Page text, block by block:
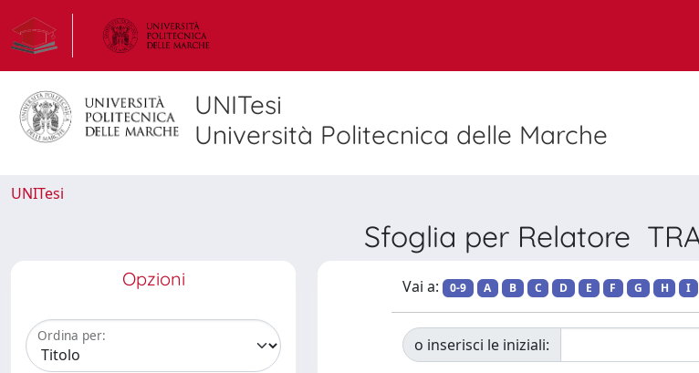
UNITesi
Università Politecnica delle Marche
UNITesi
Sfoglia per Relatore
Opzioni
Ordina per:
Vai a: 0-9 A B C D E F G H I
o inserisci le iniziali: